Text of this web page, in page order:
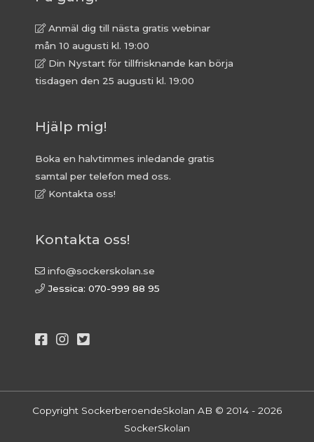
Anmäl dig till nästa gratis webinar
mån 10 augusti kl. 19:00
Din Nystart för tillfrisknande kan börja
tisdagen den 25 augusti kl. 19:00
Hjälp mig!
Boka en halvtimmes inledande gratis
samtal per telefon med oss.
Kontakta oss!
Kontakta oss!
info@sockerskolan.se
Jessica: 070-999 88 95
Copyright SockerberoendeSkolan AB © 2014 - 2026
SockerSkolan